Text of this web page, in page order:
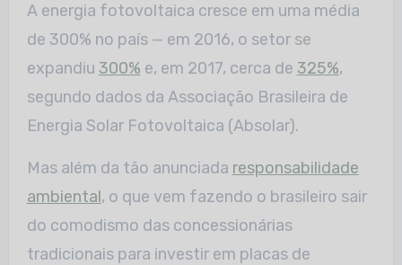
A energia fotovoltaica cresce em uma média
de 300% no país — em 2016, o setor se
expandiu 300% e, em 2017, cerca de 325%,
segundo dados da Associação Brasileira de
Energia Solar Fotovoltaica (Absolar).
Mas além da tão anunciada responsabilidade
ambiental, o que vem fazendo o brasileiro sair
do comodismo das concessionárias
tradicionais para investir em placas de